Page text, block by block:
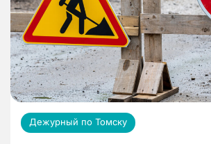
Дежурный по Томску